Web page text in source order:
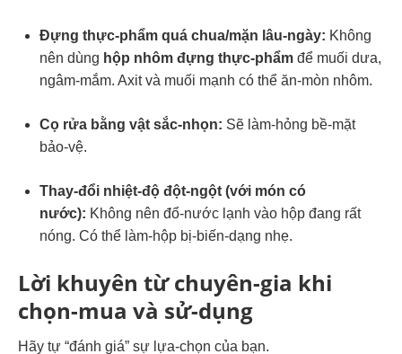
Đựng thực-phẩm quá chua/mặn lâu-ngày: Không
nên dùng hộp nhôm đựng thực-phẩm để muối dưa,
ngâm-mắm. Axit và muối mạnh có thể ăn-mòn nhôm.
Cọ rửa bằng vật sắc-nhọn: Sẽ làm-hỏng bề-mặt
bảo-vệ.
Thay-đổi nhiệt-độ đột-ngột (với món có
nước): Không nên đổ-nước lạnh vào hộp đang rất
nóng. Có thể làm-hộp bị-biến-dạng nhẹ.
Lời khuyên từ chuyên-gia khi
chọn-mua và sử-dụng
Hãy tự “đánh giá” sự lựa-chọn của bạn.